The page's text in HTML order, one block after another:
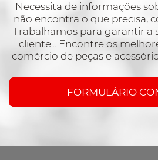
Necessita de informações
não encontra o que precisa,
Trabalhamos para garantir a
cliente... Encontre os
comércio de peças e
FORMULÁRIO